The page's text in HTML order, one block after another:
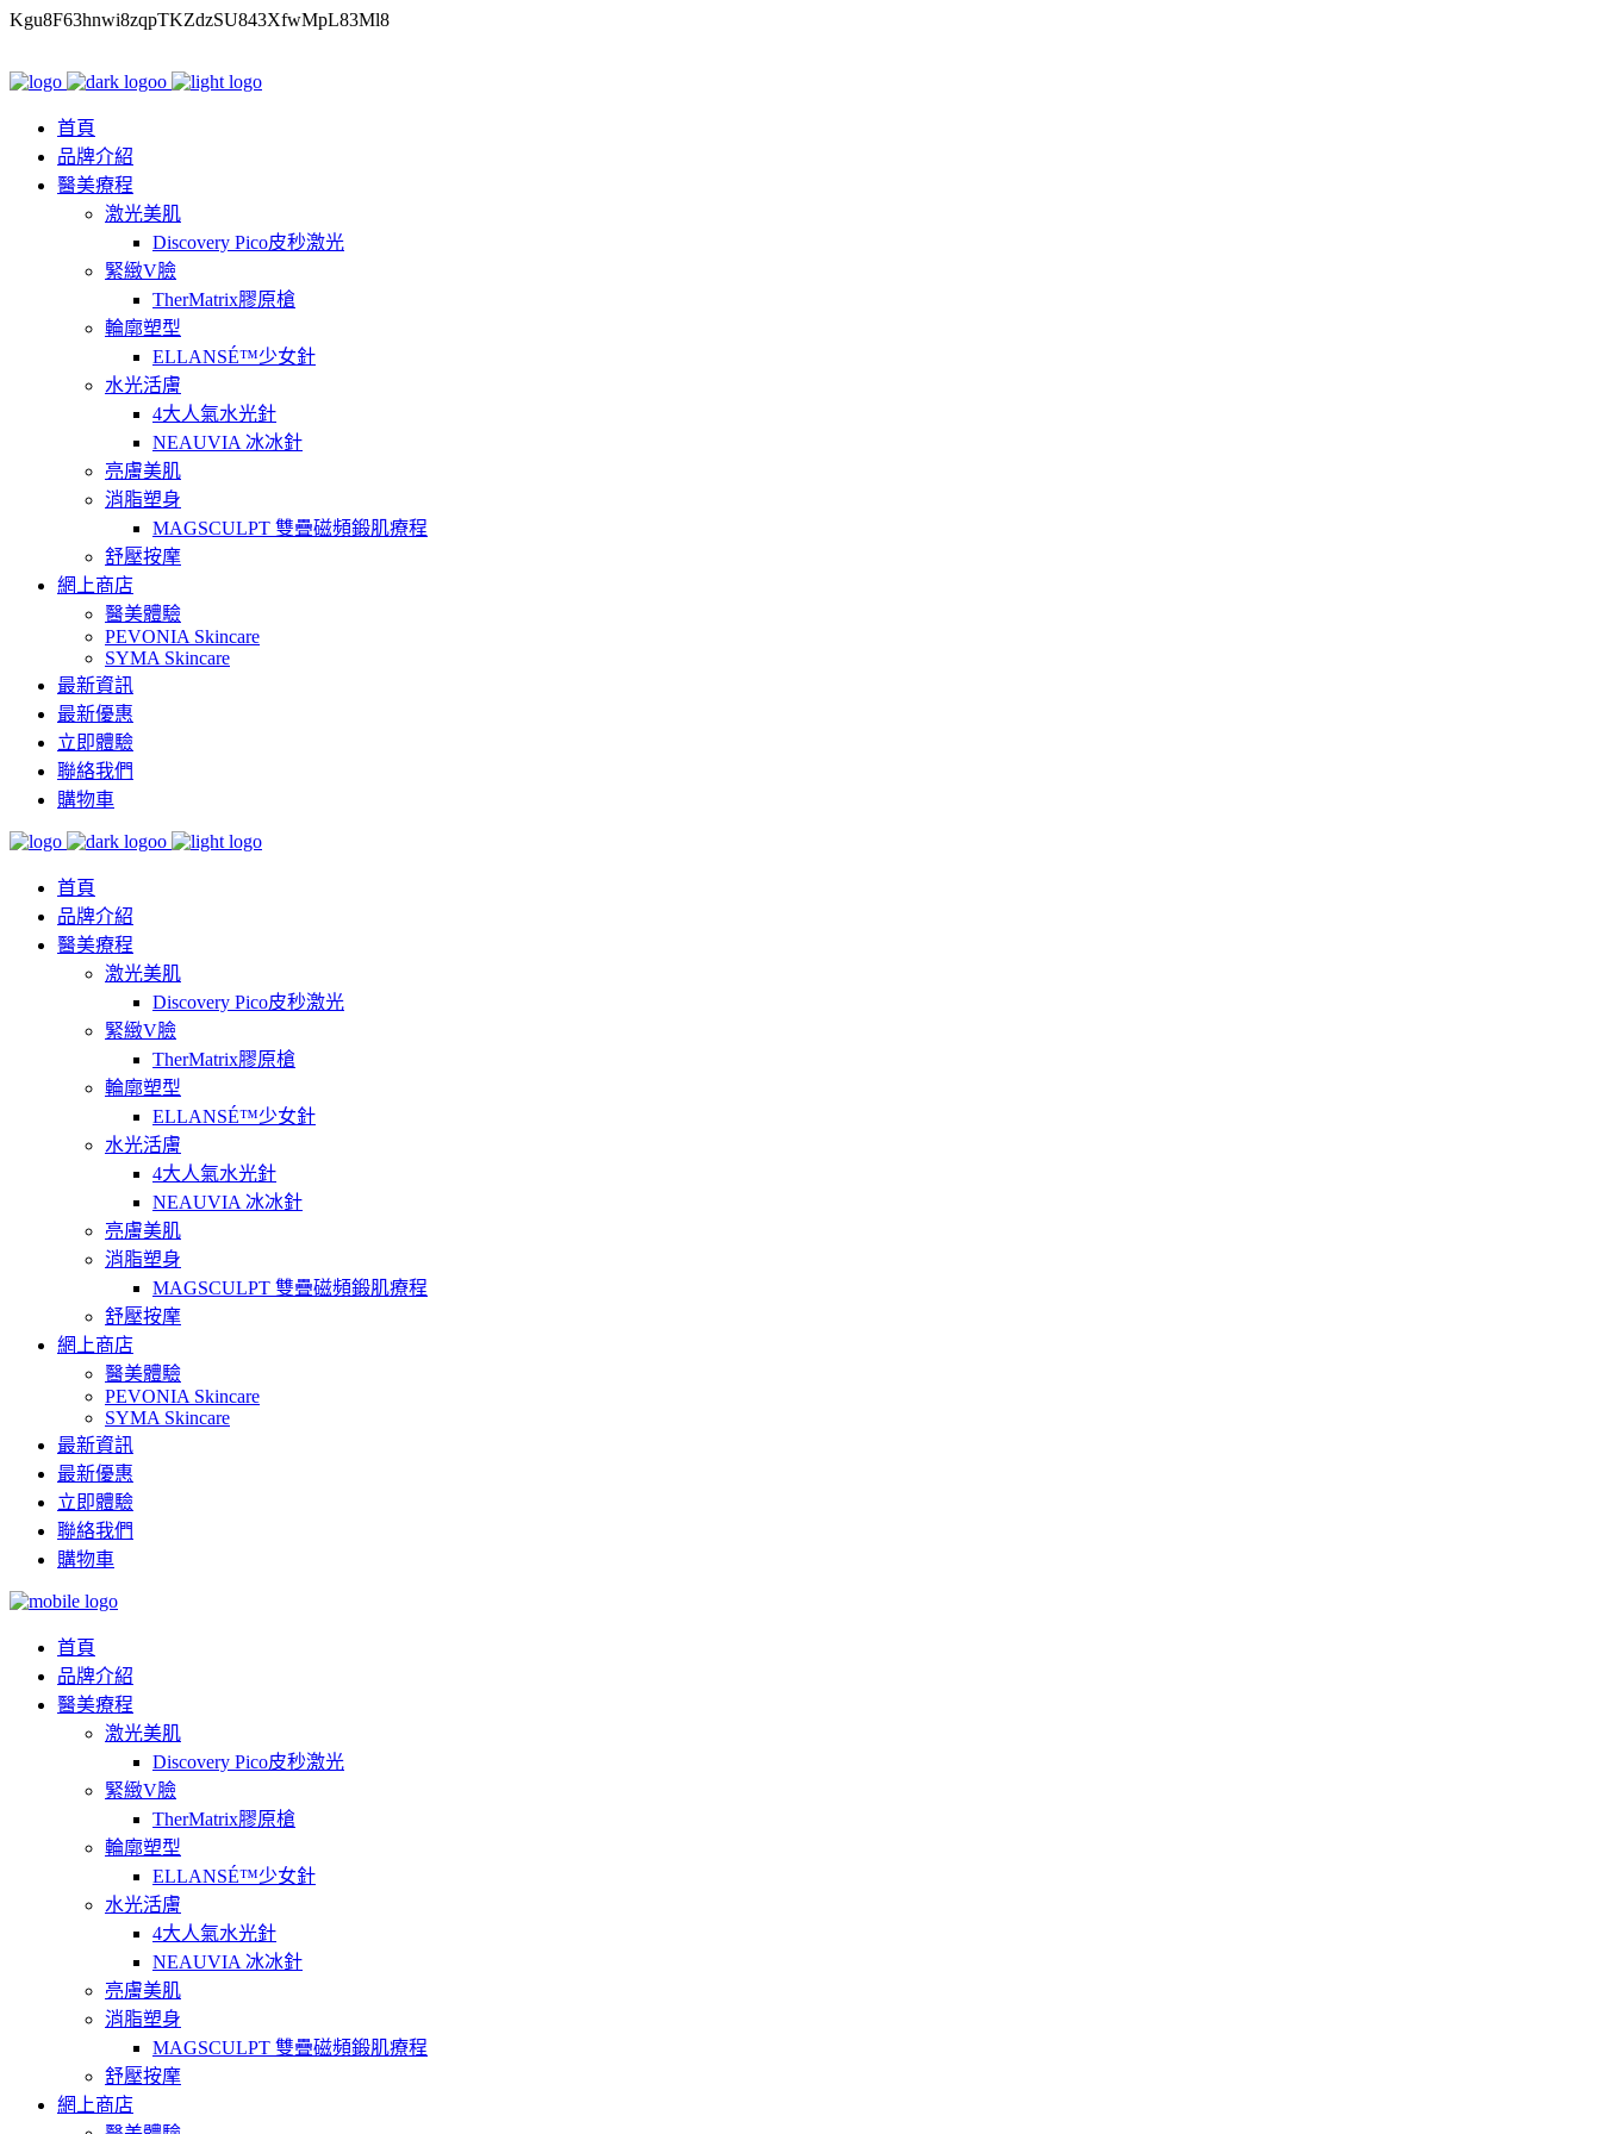
Kgu8F63hnwi8zqpTKZdzSU843XfwMpL83Ml8
首頁
品牌介紹
醫美療程
激光美肌
Discovery Pico皮秒激光
緊緻V臉
TherMatrix膠原槍
輪廓塑型
ELLANSÉ™少女針
水光活膚
4大人氣水光針
NEAUVIA 冰冰針
亮膚美肌
消脂塑身
MAGSCULPT 雙疊磁頻鍛肌療程
舒壓按摩
網上商店
醫美體驗
PEVONIA Skincare
SYMA Skincare
最新資訊
最新優惠
立即體驗
聯絡我們
購物車
首頁
品牌介紹
醫美療程
激光美肌
Discovery Pico皮秒激光
緊緻V臉
TherMatrix膠原槍
輪廓塑型
ELLANSÉ™少女針
水光活膚
4大人氣水光針
NEAUVIA 冰冰針
亮膚美肌
消脂塑身
MAGSCULPT 雙疊磁頻鍛肌療程
舒壓按摩
網上商店
醫美體驗
PEVONIA Skincare
SYMA Skincare
最新資訊
最新優惠
立即體驗
聯絡我們
購物車
首頁
品牌介紹
醫美療程
激光美肌
Discovery Pico皮秒激光
緊緻V臉
TherMatrix膠原槍
輪廓塑型
ELLANSÉ™少女針
水光活膚
4大人氣水光針
NEAUVIA 冰冰針
亮膚美肌
消脂塑身
MAGSCULPT 雙疊磁頻鍛肌療程
舒壓按摩
網上商店